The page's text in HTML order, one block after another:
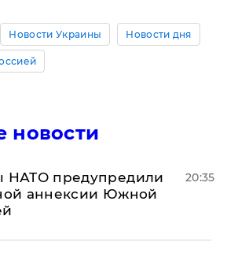
Новости Украины Новости дня
новости
НАТО предупредили
аннексии Южной
20:35